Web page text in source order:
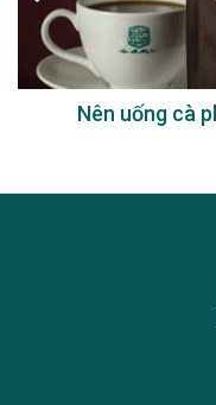
Nên uống cà